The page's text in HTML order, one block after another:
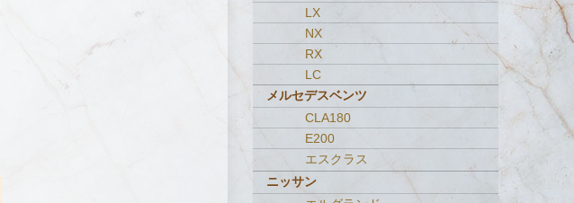
LX
NX
RX
LC
メルセデスベンツ
CLA180
E200
エスクラス
ニッサン